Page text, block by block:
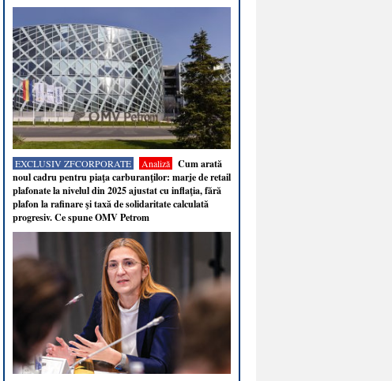
EXCLUSIV ZFCORPORATE Analiză
Cum arată
noul cadru pentru piaţa carburanţilor: marje de retail
plafonate la nivelul din 2025 ajustat cu inflaţia, fără
plafon la rafinare şi taxă de solidaritate calculată
progresiv. Ce spune OMV Petrom